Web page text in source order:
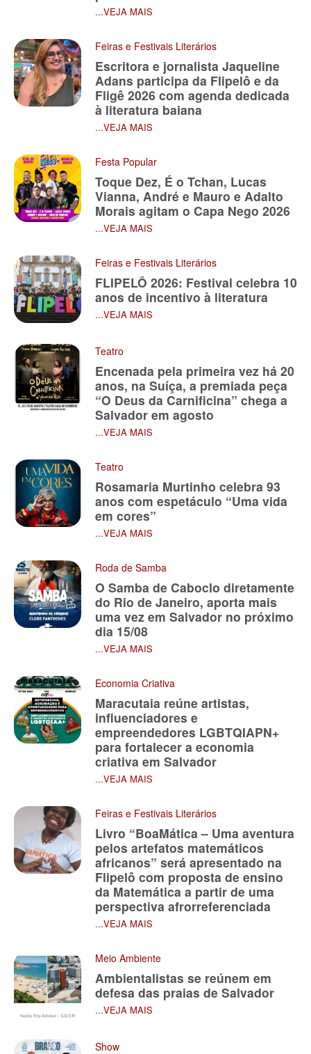
...VEJA MAIS
Feiras e Festivais Literários
Escritora e jornalista Jaqueline
Adans participa da Flipelô e da
Fligê 2026 com agenda dedicada
à literatura baiana
...VEJA MAIS
Festa Popular
Toque Dez, É o Tchan, Lucas
Vianna, André e Mauro e Adalto
Morais agitam o Capa Nego 2026
...VEJA MAIS
Feiras e Festivais Literários
FLIPELÔ 2026: Festival celebra 10
anos de incentivo à literatura
...VEJA MAIS
Teatro
Encenada pela primeira vez há 20
anos, na Suíça, a premiada peça
“O Deus da Carnificina” chega a
Salvador em agosto
...VEJA MAIS
Teatro
Rosamaria Murtinho celebra 93
anos com espetáculo “Uma vida
em cores”
...VEJA MAIS
Roda de Samba
O Samba de Caboclo diretamente
do Rio de Janeiro, aporta mais
uma vez em Salvador no próximo
dia 15/08
...VEJA MAIS
Economia Criativa
Maracutaia reúne artistas,
influenciadores e
empreendedores LGBTQIAPN+
para fortalecer a economia
criativa em Salvador
...VEJA MAIS
Feiras e Festivais Literários
Livro “BoaMática – Uma aventura
pelos artefatos matemáticos
africanos” será apresentado na
Flipelô com proposta de ensino
da Matemática a partir de uma
perspectiva afrorreferenciada
...VEJA MAIS
Meio Ambiente
Ambientalistas se reúnem em
defesa das praias de Salvador
...VEJA MAIS
Show